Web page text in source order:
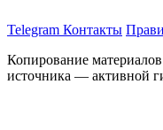
Telegram Контакты
Копирование
источника — активной